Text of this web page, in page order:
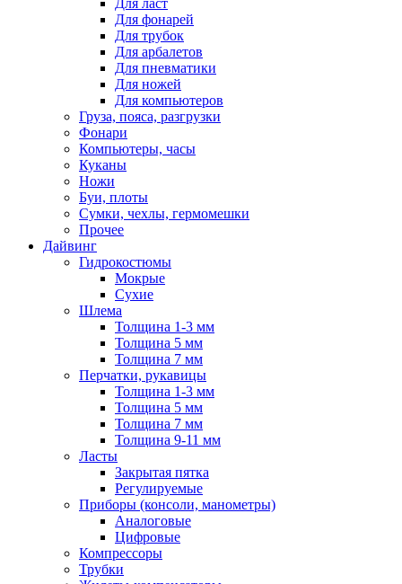
Для ласт
Для фонарей
Для трубок
Для арбалетов
Для пневматики
Для ножей
Для компьютеров
Груза, пояса, разгрузки
Фонари
Компьютеры, часы
Куканы
Ножи
Буи, плоты
Сумки, чехлы, гермомешки
Прочее
Дайвинг
Гидрокостюмы
Мокрые
Сухие
Шлема
Толщина 1-3 мм
Толщина 5 мм
Толщина 7 мм
Перчатки, рукавицы
Толщина 1-3 мм
Толщина 5 мм
Толщина 7 мм
Толщина 9-11 мм
Ласты
Закрытая пятка
Регулируемые
Приборы (консоли, манометры)
Аналоговые
Цифровые
Компрессоры
Трубки